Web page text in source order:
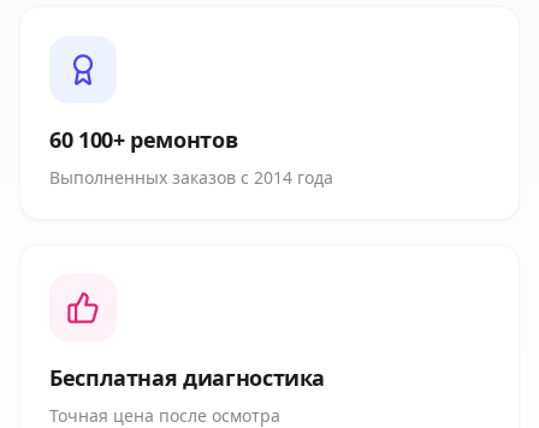
60 100+ ремонтов
Выполненных заказов с 2014 года
Бесплатная диагностика
Точная цена после осмотра